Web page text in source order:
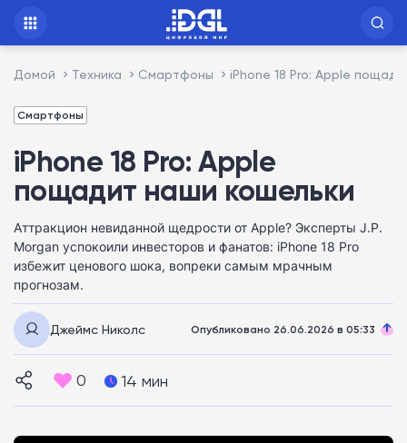
Домой Техника Смартфоны iPhone 18 Pro: Apple
Смартфоны
iPhone 18 Pro: Apple
пощадит наши кошельки
Аттракцион невиданной щедрости от Apple? Эксперты J.P.
Morgan успокоили инвесторов и фанатов: iPhone 18 Pro
избежит ценового шока, вопреки самым мрачным
прогнозам.
Джеймс Николс Опубликовано 26.06.2026 в 05:33
0 14 мин